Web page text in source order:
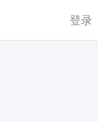
登录